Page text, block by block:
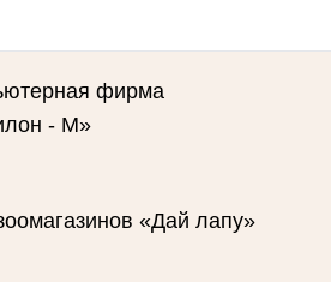
фирма
- М»
«Дай лапу»